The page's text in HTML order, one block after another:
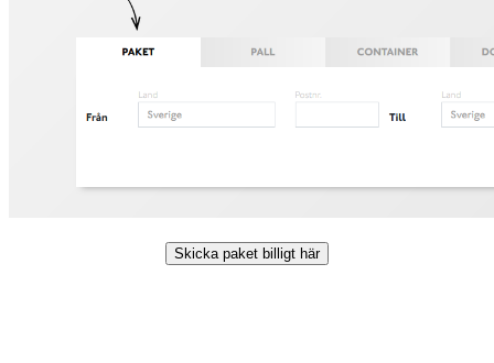
Skicka paket billigt här